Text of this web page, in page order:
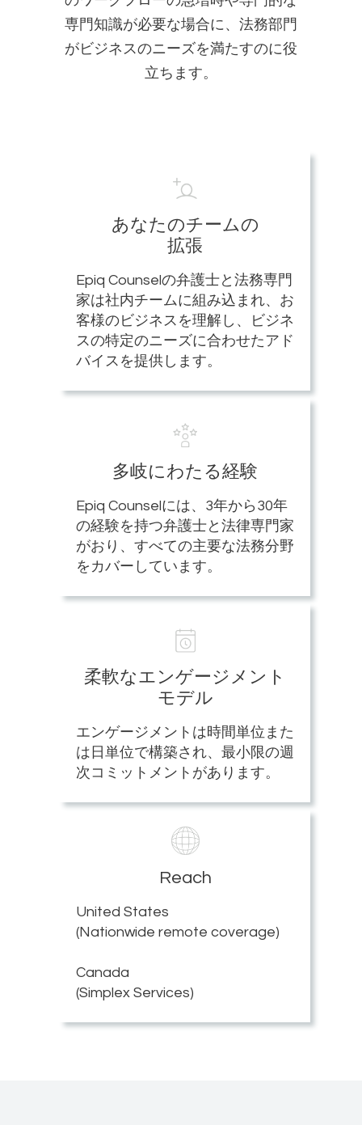
専門知識が必要な場合に、法務部門
がビジネスのニーズを満たすのに役
立ちます。
あなたのチームの
拡張
Epiq Counselの弁護士と法務専門
家は社内チームに組み込まれ、お
客様のビジネスを理解し、ビジネ
スの特定のニーズに合わせたアド
バイスを提供します。
多岐にわたる経験
Epiq Counselには、3年から30年
の経験を持つ弁護士と法律専門家
がおり、すべての主要な法務分野
をカバーしています。
柔軟なエンゲージメント
モデル
エンゲージメントは時間単位また
は日単位で構築され、最小限の週
次コミットメントがあります。
Reach
United States
(Nationwide remote coverage)
Canada
(Simplex Services)